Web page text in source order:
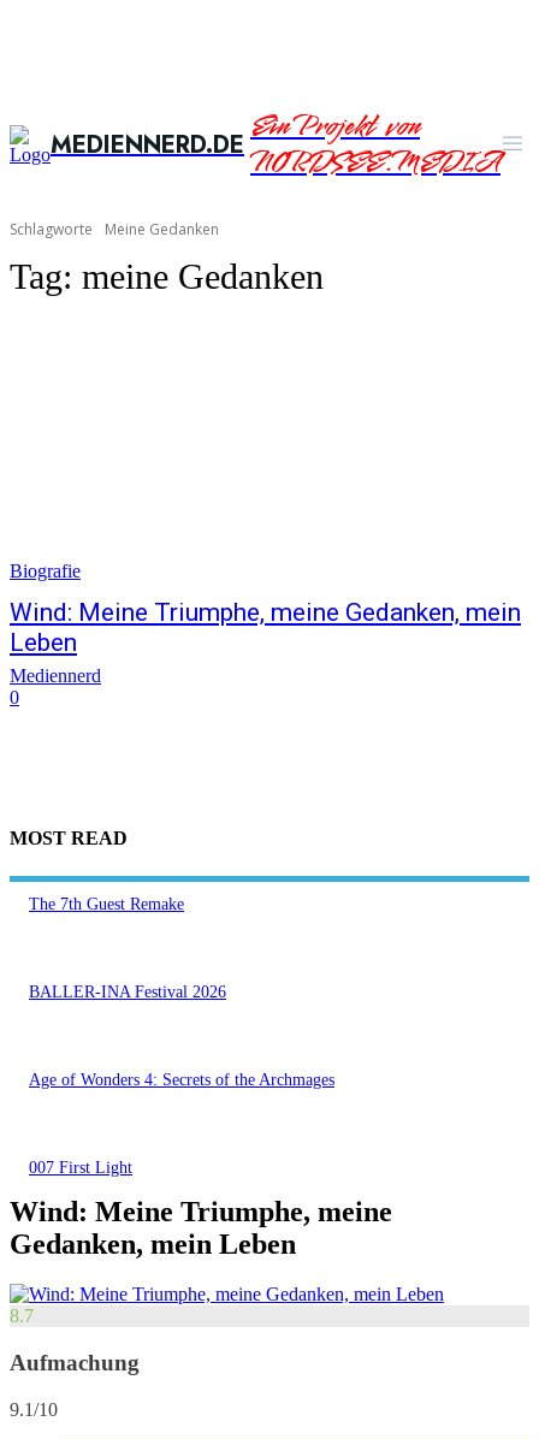
MEDIENNERD.DEEin Projekt von
NORDSEE.MEDIA
Schlagworte Meine Gedanken
Tag: meine Gedanken
Biografie
Wind: Meine Triumphe, meine Gedanken, mein
Leben
Mediennerd
0
MOST READ
The 7th Guest Remake
BALLER-INA Festival 2026
Age of Wonders 4: Secrets of the Archmages
007 First Light
Wind: Meine Triumphe, meine
Gedanken, mein Leben
8.7
Aufmachung
9.1/10